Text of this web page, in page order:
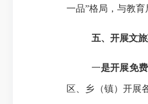
一品”格局，与教
五、开展文
一是开展免
区、乡（镇）开展